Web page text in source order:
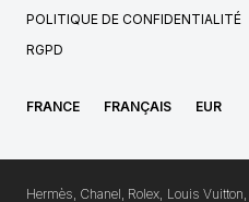
POLITIQUE DE CONFIDENTIALITÉ
RGPD
FRANCE FRANÇAIS EUR
Hermès, Chanel, Rolex, Louis